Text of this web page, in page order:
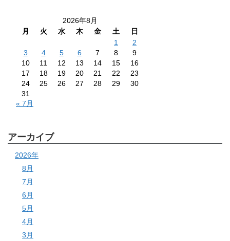
2026年8月
月
火 水 木 金 土
日
1
2
3
4 5 6 7 8
9
10
11 12 13 14 15
16
17
18 19 20 21 22
23
24
25 26 27 28 29
30
31
« 7月
アーカイブ
2026年
8月
7月
6月
5月
4月
3月